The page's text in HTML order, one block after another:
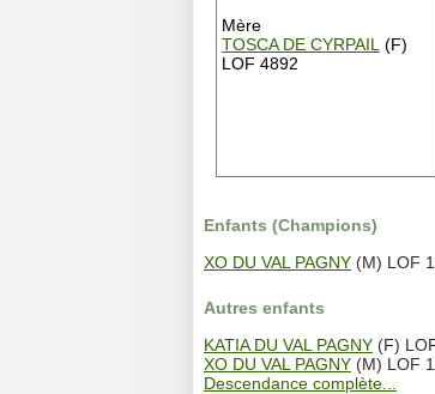
Mère
TOSCA DE CYRPAIL (F)
LOF 4892
Enfants (Champions)
XO DU VAL PAGNY (M) LOF
Autres enfants
KATIA DU VAL PAGNY (F)
XO DU VAL PAGNY (M) LOF
Descendance complète...